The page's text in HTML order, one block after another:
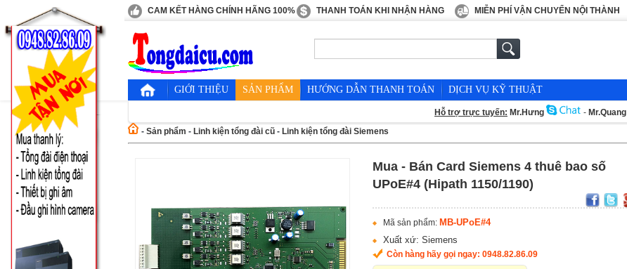
CAM KẾT HÀNG CHÍNH HÃNG 100% THANH TOÁN KHI NHẬN HÀNG MIỄN PHÍ VẬN CHUYỂN NỘI THÀNH
GIỚI THIỆU SẢN PHẨM HƯỚNG DẪN THANH TOÁN DỊCH VỤ KỸ THUẬT
Hỗ trợ trực tuyến: Mr.Hưng - Mr.Quang
- Sản phẩm - Linh kiện tổng đài cũ - Linh kiện tổng đài Siemens
Mua - Bán Card Siemens 4 thuê bao số
UPoE#4 (Hipath 1150/1190)
Mã sản phẩm: MB-UPoE#4
Xuất xứ: Siemens
Còn hàng hãy gọi ngay: 0948.82.86.09